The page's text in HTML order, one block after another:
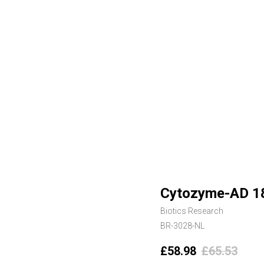
Cytozyme-AD
Biotics Research
BR-3028-NL
£58.98 £65.53